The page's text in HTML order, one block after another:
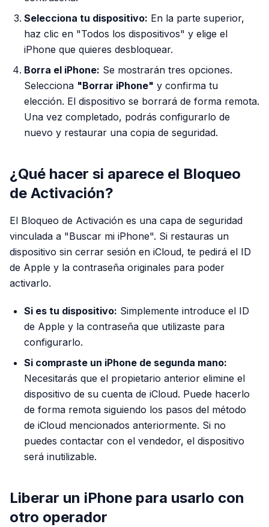
Selecciona tu dispositivo: En la parte superior,
haz clic en "Todos los dispositivos" y elige el
iPhone que quieres desbloquear.
Borra el iPhone: Se mostrarán tres opciones.
Selecciona "Borrar iPhone" y confirma tu
elección. El dispositivo se borrará de forma remota.
Una vez completado, podrás configurarlo de
nuevo y restaurar una copia de seguridad.
¿Qué hacer si aparece el Bloqueo
de Activación?
El Bloqueo de Activación es una capa de seguridad
vinculada a "Buscar mi iPhone". Si restauras un
dispositivo sin cerrar sesión en iCloud, te pedirá el ID
de Apple y la contraseña originales para poder
activarlo.
Si es tu dispositivo: Simplemente introduce el ID
de Apple y la contraseña que utilizaste para
configurarlo.
Si compraste un iPhone de segunda mano:
Necesitarás que el propietario anterior elimine el
dispositivo de su cuenta de iCloud. Puede hacerlo
de forma remota siguiendo los pasos del método
de iCloud mencionados anteriormente. Si no
puedes contactar con el vendedor, el dispositivo
será inutilizable.
Liberar un iPhone para usarlo con
otro operador